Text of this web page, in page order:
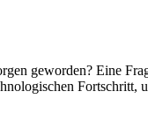
geworden? Eine
Fortschritt,